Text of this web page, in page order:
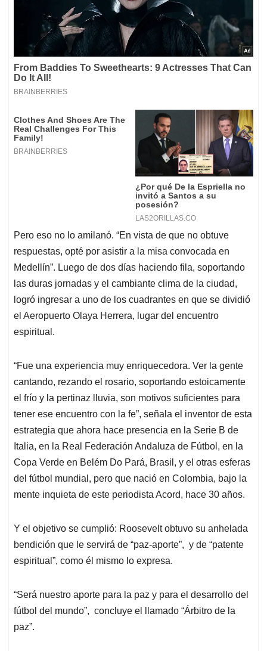
Pero eso no lo amilanó. “En vista de que no obtuve
respuestas, opté por asistir a la misa convocada en
Medellín”. Luego de dos días haciendo fila, soportando
las duras jornadas y el cambiante clima de la ciudad,
logró ingresar a uno de los cuadrantes en que se dividió
el Aeropuerto Olaya Herrera, lugar del encuentro
espiritual.
“Fue una experiencia muy enriquecedora. Ver la gente
cantando, rezando el rosario, soportando estoicamente
el frío y la pertinaz lluvia, son motivos suficientes para
tener ese encuentro con la fe”, señala el inventor de esta
estrategia que ahora hace presencia en la Serie B de
Italia, en la Real Federación Andaluza de Fútbol, en la
Copa Verde en Belém Do Pará, Brasil, y el otras esferas
del fútbol mundial, pero que nació en Colombia, bajo la
mente inquieta de este periodista Acord, hace 30 años.
Y el objetivo se cumplió: Roosevelt obtuvo su anhelada
bendición que le servirá de “paz-aporte”, y de “patente
espiritual”, como él mismo lo expresa.
“Será nuestro aporte para la paz y para el desarrollo del
fútbol del mundo”, concluye el llamado “Árbitro de la
paz”.